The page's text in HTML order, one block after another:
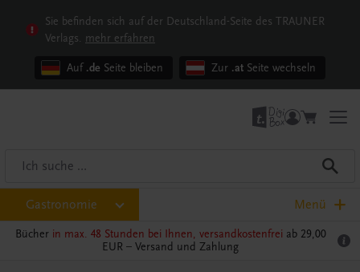
Sie befinden sich auf der Deutschland-Seite des TRAUNER
Verlags. mehr erfahren
Auf .de Seite bleiben Zur .at Seite wechseln
Gastronomie Menü
Bücher in max. 48 Stunden bei Ihnen, versandkostenfrei ab 29,00
EUR – Versand und Zahlung